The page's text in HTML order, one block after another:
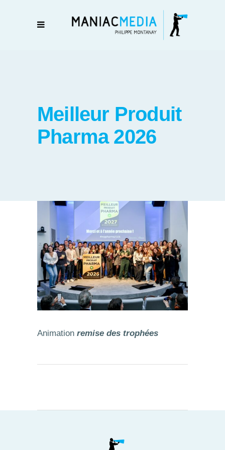
Meilleur Produit
Pharma 2026
Animation remise des trophées